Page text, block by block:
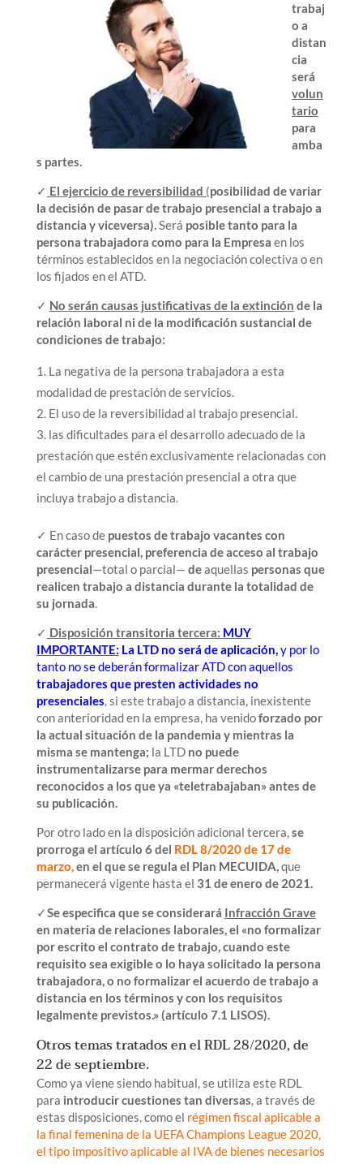
trabaj
o a
distan
cia
será
volun
tario
para
amba
s partes.
✓ El ejercicio de reversibilidad (posibilidad de variar
la decisión de pasar de trabajo presencial a trabajo a
distancia y viceversa).Será posible tanto para la
persona trabajadora como para la Empresa en los
términos establecidos en la negociación colectiva o en
los fijados en el ATD.
✓ No serán causas justificativas de la extinción de la
relación laboral ni de la modificación sustancial de
condiciones de trabajo:
La negativa de la persona trabajadora a esta
modalidad de prestación de servicios.
El uso de la reversibilidad al trabajo presencial.
las dificultades para el desarrollo adecuado de la
prestación que estén exclusivamente relacionadas con
el cambio de una prestación presencial a otra que
incluya trabajo a distancia.
✓ En caso de puestos de trabajo vacantes con
carácter presencial, preferencia de acceso al trabajo
presencial—total o parcial— deaquellas personas que
realicen trabajo a distancia durante la totalidad de
su jornada.
✓ Disposición transitoria tercera: MUY
IMPORTANTE: La LTD no será de aplicación,y por lo
tanto no se deberán formalizar ATD con aquellos
trabajadores que presten actividades no
presenciales, si este trabajo a distancia, inexistente
con anterioridad en la empresa, ha venidoforzado por
la actual situación de la pandemia y mientras la
misma se mantenga; la LTD no puede
instrumentalizarse para mermar derechos
reconocidos a los que ya «teletrabajaban» antes de
su publicación.
Por otro lado en la disposición adicional tercera,se
prorroga el artículo 6 del RDL 8/2020 de 17 de
marzo,en el que se regula el Plan MECUIDA,que
permanecerá vigente hasta el 31 de enero de 2021.
✓Se especifica que se considerará Infracción Grave
en materia de relaciones laborales, el «no formalizar
por escrito el contrato de trabajo, cuando este
requisito sea exigible o lo haya solicitado la persona
trabajadora, o no formalizar el acuerdo de trabajo a
distancia en los términos y con los requisitos
legalmente previstos.» (artículo 7.1 LISOS).
Otros temas tratados en el RDL 28/2020, de
22 de septiembre.
Como ya viene siendo habitual, se utiliza este RDL
para introducir cuestiones tan diversas, a través de
estas disposiciones, como el régimen fiscal aplicable a
la final femenina de la UEFA Champions League 2020,
el tipo impositivo aplicable al IVA de bienes necesarios